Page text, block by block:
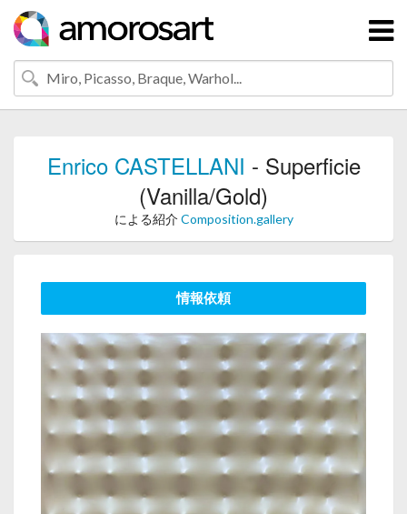
Enrico CASTELLANI - Superficie
(Vanilla/Gold)
による紹介 Composition.gallery
情報依頼